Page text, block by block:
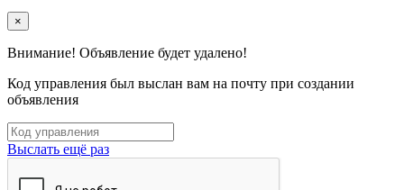
×
Внимание! Объявление будет удалено!
Код управления был выслан вам на почту при создании
объявления
Выслать ещё раз